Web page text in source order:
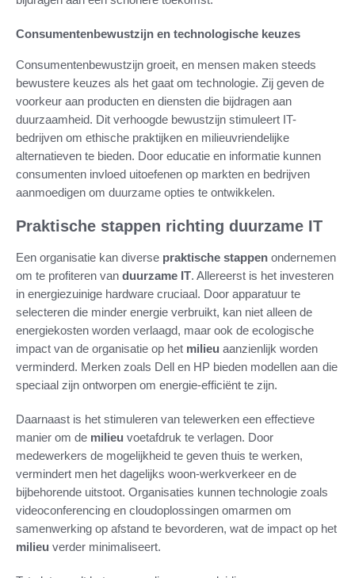
Consumentenbewustzijn en technologische keuzes
Consumentenbewustzijn groeit, en mensen maken steeds
bewustere keuzes als het gaat om technologie. Zij geven de
voorkeur aan producten en diensten die bijdragen aan
duurzaamheid. Dit verhoogde bewustzijn stimuleert IT-
bedrijven om ethische praktijken en milieuvriendelijke
alternatieven te bieden. Door educatie en informatie kunnen
consumenten invloed uitoefenen op markten en bedrijven
aanmoedigen om duurzame opties te ontwikkelen.
Praktische stappen richting duurzame IT
Een organisatie kan diverse praktische stappen ondernemen
om te profiteren van duurzame IT. Allereerst is het investeren
in energiezuinige hardware cruciaal. Door apparatuur te
selecteren die minder energie verbruikt, kan niet alleen de
energiekosten worden verlaagd, maar ook de ecologische
impact van de organisatie op het milieu aanzienlijk worden
verminderd. Merken zoals Dell en HP bieden modellen aan die
speciaal zijn ontworpen om energie-efficiënt te zijn.
Daarnaast is het stimuleren van telewerken een effectieve
manier om de milieu voetafdruk te verlagen. Door
medewerkers de mogelijkheid te geven thuis te werken,
vermindert men het dagelijks woon-werkverkeer en de
bijbehorende uitstoot. Organisaties kunnen technologie zoals
videoconferencing en cloudoplossingen omarmen om
samenwerking op afstand te bevorderen, wat de impact op het
milieu verder minimaliseert.